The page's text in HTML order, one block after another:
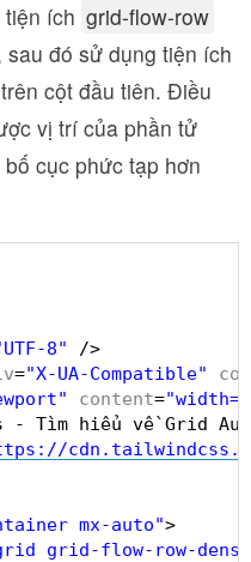
ích grid-flow-row
đó sử dụng tiện ích
cột đầu tiên. Điều
vị trí của phần tử
cục phức tạp hơn
8"
/>
="X-UA-Compatible"
content=
- Tìm hiểu về Grid
mx-auto">
grid-flow-row-